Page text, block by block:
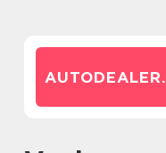
AUTODEALER.